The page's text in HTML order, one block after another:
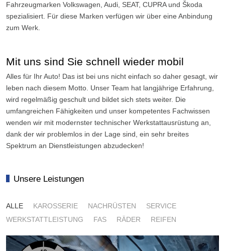
Fahrzeugmarken Volkswagen, Audi, SEAT, CUPRA und Škoda
spezialisiert. Für diese Marken verfügen wir über eine Anbindung
zum Werk.
Mit uns sind Sie schnell wieder mobil
Alles für Ihr Auto! Das ist bei uns nicht einfach so daher gesagt, wir
leben nach diesem Motto. Unser Team hat langjährige Erfahrung,
wird regelmäßig geschult und bildet sich stets weiter. Die
umfangreichen Fähigkeiten und unser kompetentes Fachwissen
wenden wir mit modernster technischer Werkstattausrüstung an,
dank der wir problemlos in der Lage sind, ein sehr breites
Spektrum an Dienstleistungen abzudecken!
Unsere Leistungen
ALLE KAROSSERIE NACHRÜSTEN
SERVICE
WERKSTATTLEISTUNG
FAS RÄDER REIFEN